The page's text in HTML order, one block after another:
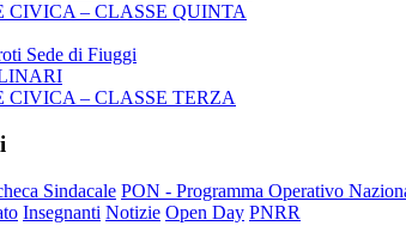
– CLASSE QUINTA
Sede di Fiuggi
– CLASSE TERZA
Sindacale PON - Programma Operativo
Insegnanti Notizie Open Day PNRR